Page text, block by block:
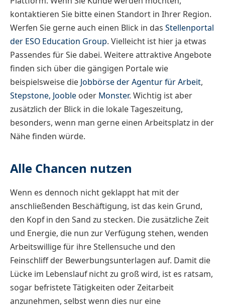
kontaktieren Sie bitte einen Standort in Ihrer Region.
Werfen Sie gerne auch einen Blick in das Stellenportal
der ESO Education Group. Vielleicht ist hier ja etwas
Passendes für Sie dabei. Weitere attraktive Angebote
finden sich über die gängigen Portale wie
beispielsweise die Jobbörse der Agentur für Arbeit,
Stepstone, Jooble oder Monster. Wichtig ist aber
zusätzlich der Blick in die lokale Tageszeitung,
besonders, wenn man gerne einen Arbeitsplatz in der
Nähe finden würde.
Alle Chancen nutzen
Wenn es dennoch nicht geklappt hat mit der
anschließenden Beschäftigung, ist das kein Grund,
den Kopf in den Sand zu stecken. Die zusätzliche Zeit
und Energie, die nun zur Verfügung stehen, wenden
Arbeitswillige für ihre Stellensuche und den
Feinschliff der Bewerbungsunterlagen auf. Damit die
Lücke im Lebenslauf nicht zu groß wird, ist es ratsam,
sogar befristete Tätigkeiten oder Zeitarbeit
anzunehmen, selbst wenn dies nur eine